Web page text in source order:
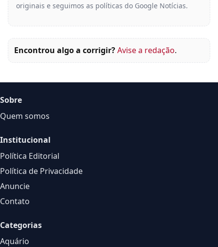
originais e seguimos as políticas do Google Notícias.
Encontrou algo a corrigir?Avise a redação.
Sobre
Quem somos
Institucional
Política Editorial
Política de Privacidade
Anuncie
Contato
Categorias
Aquário